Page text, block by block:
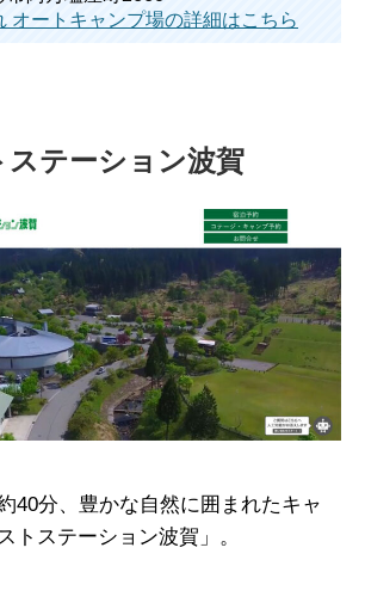
オートキャンプ場の詳細はこちら
ステーション波賀
40分、豊かな自然に囲まれたキャ
トステーション波賀」。